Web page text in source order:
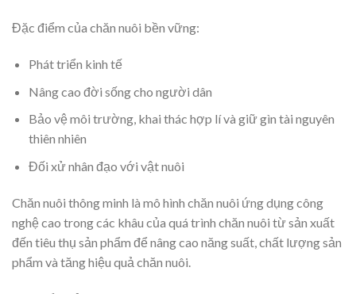
Đặc điểm của chăn nuôi bền vững:
Phát triển kinh tế
Nâng cao đời sống cho người dân
Bảo vệ môi trường, khai thác hợp lí và giữ gìn tài nguyên
thiên nhiên
Đối xử nhân đạo với vật nuôi
Chăn nuôi thông minh là mô hình chăn nuôi ứng dụng công
nghệ cao trong các khâu của quá trình chăn nuôi từ sản xuất
đến tiêu thụ sản phẩm để nâng cao năng suất, chất lượng sản
phẩm và tăng hiệu quả chăn nuôi.